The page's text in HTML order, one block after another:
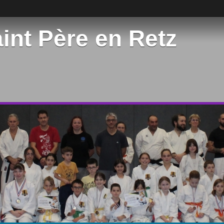
Père en Retz